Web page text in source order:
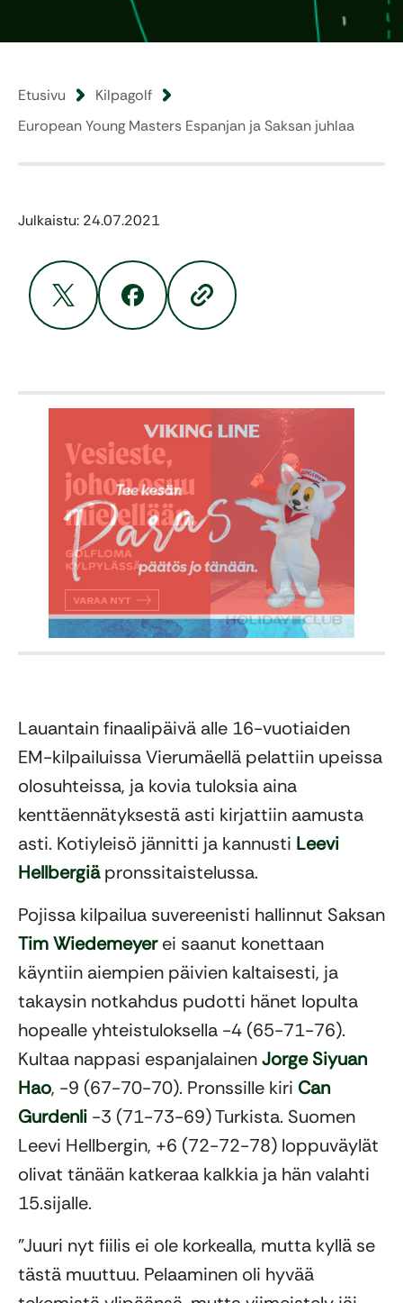
Etusivu
Kilpagolf
European Young Masters Espanjan ja Saksan juhlaa
Julkaistu: 24.07.2021
Lauantain finaalipäivä alle 16-vuotiaiden
EM-kilpailuissa Vierumäellä pelattiin upeissa
olosuhteissa, ja kovia tuloksia aina
kenttäennätyksestä asti kirjattiin aamusta
asti. Kotiyleisö jännitti ja kannusti Leevi
Hellbergiäpronssitaistelussa.
Pojissa kilpailua suvereenisti hallinnut Saksan
Tim Wiedemeyerei saanut konettaan
käyntiin aiempien päivien kaltaisesti, ja
takaysin notkahdus pudotti hänet lopulta
hopealle yhteistuloksella -4 (65-71-76).
Kultaa nappasi espanjalainenJorge Siyuan
Hao, -9 (67-70-70). Pronssille kiri Can
Gurdenli -3 (71-73-69) Turkista. Suomen
Leevi Hellbergin, +6 (72-72-78) loppuväylät
olivat tänään katkeraa kalkkia ja hän valahti
15.sijalle.
”Juuri nyt fiilis ei ole korkealla, mutta kyllä se
tästä muuttuu. Pelaaminen oli hyvää